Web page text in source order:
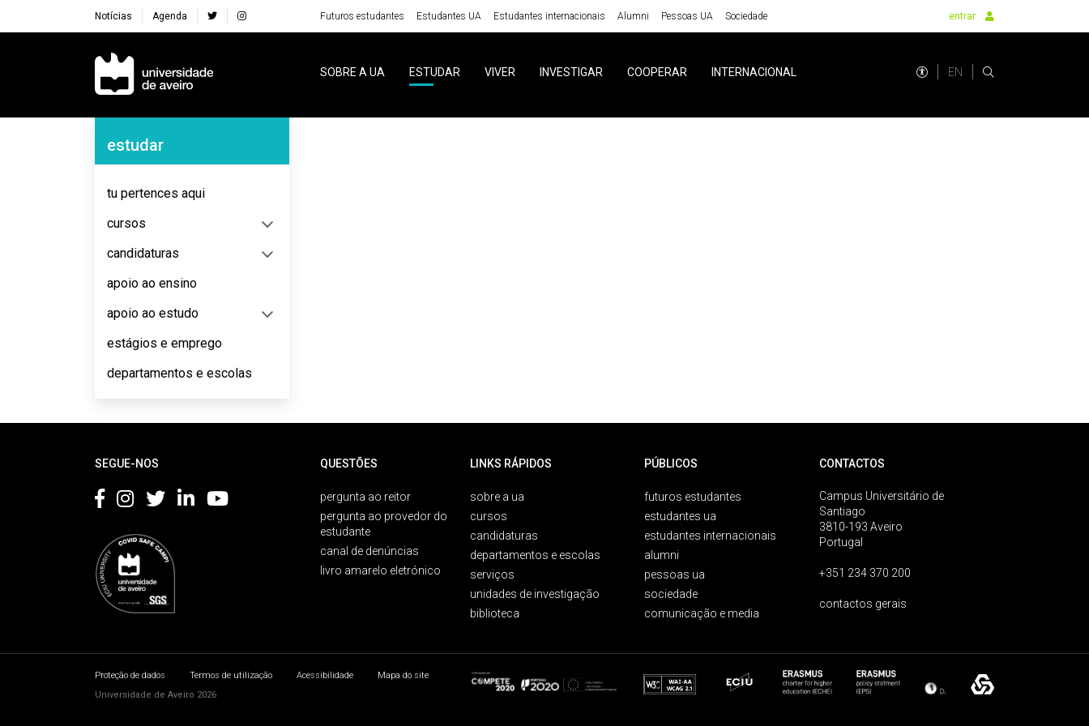
Notícias Agenda Futuros estudantes Estudantes UA Estudantes internacionais Alumni Pessoas UA Sociedade entrar
Navegação Principal
SOBRE A UA ESTUDAR VIVER INVESTIGAR COOPERAR INTERNACIONAL EN
Navegação Lateral
estudar
tu pertences aqui
cursos
candidaturas
apoio ao ensino
apoio ao estudo
estágios e emprego
departamentos e escolas
SEGUE-NOS QUESTÕES
pergunta ao reitor
pergunta ao provedor do
estudante
canal de denúncias
livro amarelo eletrónico
LINKS RÁPIDOS
sobre a ua
cursos
candidaturas
departamentos e escolas
serviços
unidades de investigação
biblioteca
PÚBLICOS
futuros estudantes
estudantes ua
estudantes internacionais
alumni
pessoas ua
sociedade
comunicação e media
CONTACTOS
Campus Universitário de
Santiago
3810-193 Aveiro
Portugal
+351 234 370 200
contactos gerais
Proteção de dados Termos de utilização Acessibilidade
Mapa do site
Universidade de Aveiro 2026